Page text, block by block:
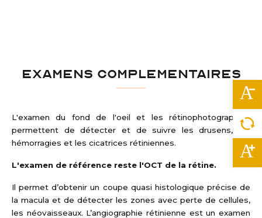
EXAMENS COMPLEMENTAIRES
L'examen du fond de l'oeil et les rétinophotographies
permettent de détecter et de suivre les drusens, les
hémorragies et les cicatrices rétiniennes.
L'examen de référence reste l'OCT de la rétine.
Il permet d’obtenir un coupe quasi histologique précise de
la macula et de détecter les zones avec perte de cellules,
les néovaisseaux. L’angiographie rétinienne est un examen